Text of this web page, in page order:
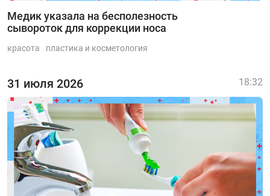
Медик указала на бесполезность
сывороток для коррекции носа
красота пластика и косметология
31 июля 2026 18:32